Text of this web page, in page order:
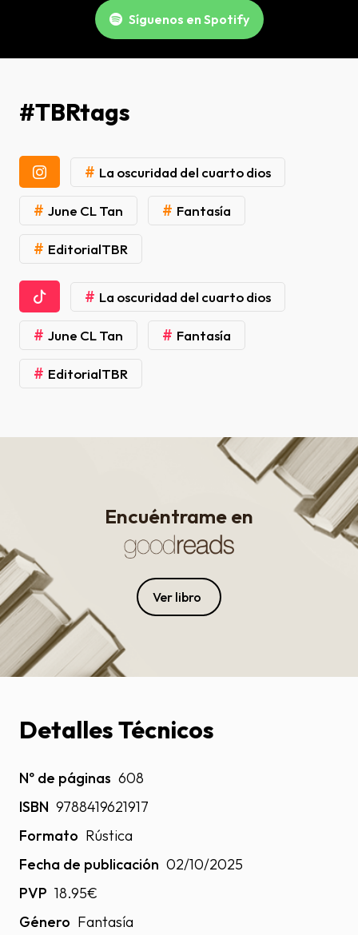
Síguenos en Spotify
#TBRtags
# La oscuridad del cuarto dios
# June CL Tan # Fantasía
# EditorialTBR
# La oscuridad del cuarto dios
# June CL Tan # Fantasía
# EditorialTBR
Encuéntrame en
Ver libro
Detalles Técnicos
Nº de páginas 608
ISBN 9788419621917
Formato Rústica
Fecha de publicación 02/10/2025
PVP 18.95€
Género Fantasía